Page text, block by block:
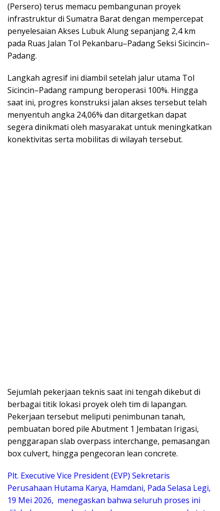
(Persero) terus memacu pembangunan proyek
infrastruktur di Sumatra Barat dengan mempercepat
penyelesaian Akses Lubuk Alung sepanjang 2,4 km
pada Ruas Jalan Tol Pekanbaru–Padang Seksi Sicincin–
Padang.
Langkah agresif ini diambil setelah jalur utama Tol
Sicincin–Padang rampung beroperasi 100%. Hingga
saat ini, progres konstruksi jalan akses tersebut telah
menyentuh angka 24,06% dan ditargetkan dapat
segera dinikmati oleh masyarakat untuk meningkatkan
konektivitas serta mobilitas di wilayah tersebut.
​Sejumlah pekerjaan teknis saat ini tengah dikebut di
berbagai titik lokasi proyek oleh tim di lapangan.
Pekerjaan tersebut meliputi penimbunan tanah,
pembuatan bored pile Abutment 1 Jembatan Irigasi,
penggarapan slab overpass interchange, pemasangan
box culvert, hingga pengecoran lean concrete.
Plt. Executive Vice President (EVP) Sekretaris
Perusahaan Hutama Karya, Hamdani, Pada Selasa Legi,
19 Mei 2026, menegaskan bahwa seluruh proses ini